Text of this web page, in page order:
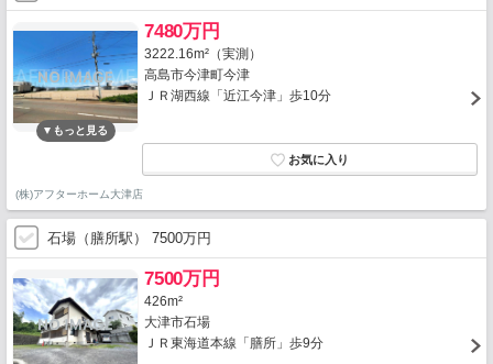
7480万円
3222.16m²（実測）
高島市今津町今津
ＪＲ湖西線「近江今津」歩10分
(株)アフターホーム大津店
石場（膳所駅） 7500万円
7500万円
426m²
大津市石場
ＪＲ東海道本線「膳所」歩9分